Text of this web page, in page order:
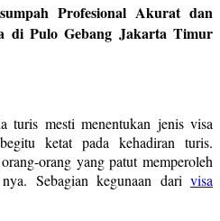
Profesional Akurat dan
di Pulo Gebang Jakarta Timur
turis mesti menentukan jenis visa
ketat pada kehadiran turis.
orang yang patut memperoleh
Sebagian kegunaan dari visa